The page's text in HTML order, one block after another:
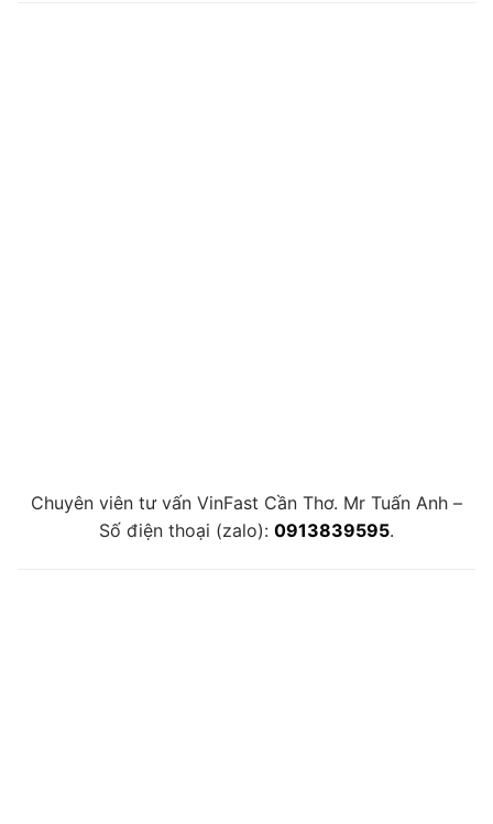
Chuyên viên tư vấn VinFast Cần Thơ. Mr Tuấn Anh –
Số điện thoại (zalo): 0913839595.